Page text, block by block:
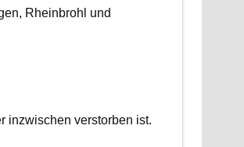
Rheinbrohl und
inzwischen verstorben ist.